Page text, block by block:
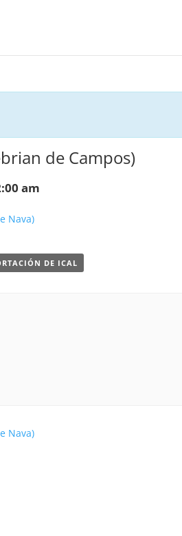
de Campos)
am
Nava)
DE ICAL
Nava)